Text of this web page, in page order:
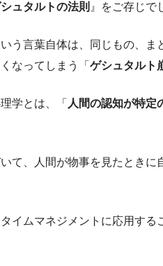
ュタルトの法則 』をご存じで
う言葉自体は、同じもの、ま
なってしまう「 ゲシュタルト
学とは、「 人間の認知が特定
て、人間が物事を見たとき
イムマネジメントに応用す